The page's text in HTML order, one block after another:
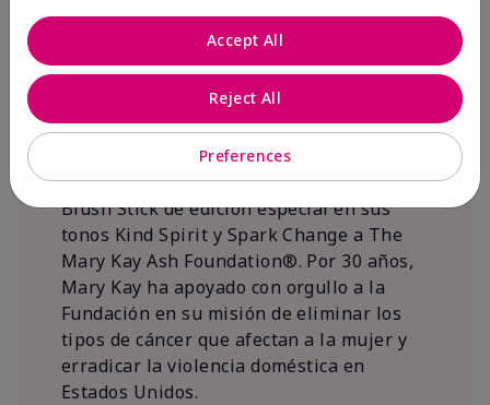
Juntas hacemos la diferencia.
Únete al programa global El rosa cambia
vidas® de Mary Kay y ayuda a cambiar la
vida de mujeres y sus familias en todo el
mundo. En Estados Unidos, del 26 de abril
al 15 de noviembre de 2026, Mary Kay Inc.
donará $1 de cada venta del Mary Kay®
Blush Stick de edición especial en sus
tonos Kind Spirit y Spark Change a The
Mary Kay Ash Foundation®. Por 30 años,
Mary Kay ha apoyado con orgullo a la
Fundación en su misión de eliminar los
tipos de cáncer que afectan a la mujer y
erradicar la violencia doméstica en
Estados Unidos.
Preferences
Reject All
Accept All